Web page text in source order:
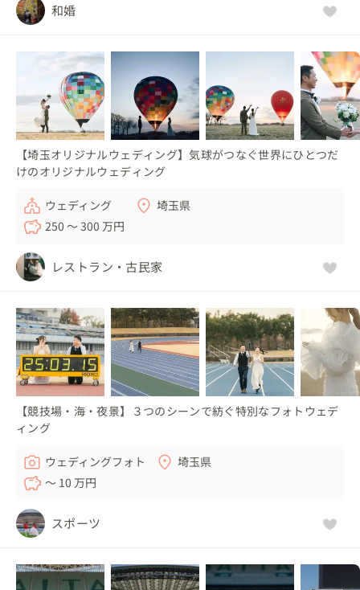
和婚
【埼玉オリジナルウェディング】気球がつなぐ世界にひとつだ
けのオリジナルウェディング
ウェディング
埼玉県
250 〜 300 万円
レストラン・古民家
【競技場・海・夜景】３つのシーンで紡ぐ特別なフォトウェデ
ィング
ウェディングフォト
埼玉県
〜 10 万円
スポーツ